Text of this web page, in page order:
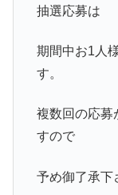
抽選応募は
期間中お1人
す。
複数回の応募
すので
予め御了承下